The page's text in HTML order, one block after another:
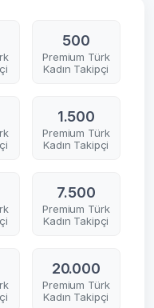
500
Premium Türk
Kadın Takipçi
1.500
Premium Türk
Kadın Takipçi
7.500
Premium Türk
Kadın Takipçi
20.000
Premium Türk
Kadın Takipçi